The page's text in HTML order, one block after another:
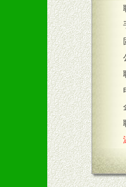
五、退换货制度
1、给予前期市场
2、对于临期，滞
六、服务优势
1、完善的信息服
2、售后服务：突
3、我们时刻整理
七、招商代理（全
1、认同我们的经
2、具备较好商业